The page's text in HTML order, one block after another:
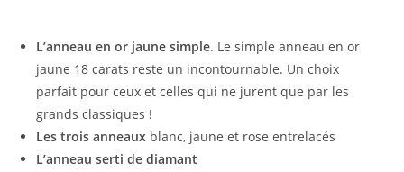
L’anneau en or jaune simple. Le simple anneau en or
jaune 18 carats reste un incontournable. Un choix
parfait pour ceux et celles qui ne jurent que par les
grands classiques !
Les trois anneaux blanc, jaune et rose entrelacés
L’anneau serti de diamant